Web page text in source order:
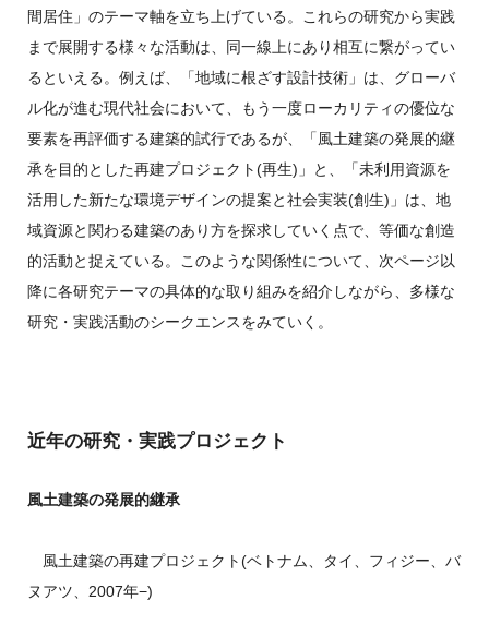
間居住」のテーマ軸を立ち上げている。これらの研究から実践
まで展開する様々な活動は、同一線上にあり相互に繋がってい
るといえる。例えば、「地域に根ざす設計技術」は、グローバ
ル化が進む現代社会において、もう一度ローカリティの優位な
要素を再評価する建築的試行であるが、「風土建築の発展的継
承を目的とした再建プロジェクト(再生)」と、「未利用資源を
活用した新たな環境デザインの提案と社会実装(創生)」は、地
域資源と関わる建築のあり方を探求していく点で、等価な創造
的活動と捉えている。このような関係性について、次ページ以
降に各研究テーマの具体的な取り組みを紹介しながら、多様な
研究・実践活動のシークエンスをみていく。
近年の研究・実践プロジェクト
風土建築の発展的継承
風土建築の再建プロジェクト(ベトナム、タイ、フィジー、バ
ヌアツ、2007年−)